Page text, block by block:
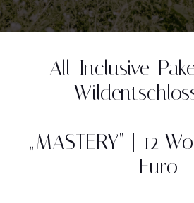
All-Inclusive-
„MASTERY“ | 12
Euro